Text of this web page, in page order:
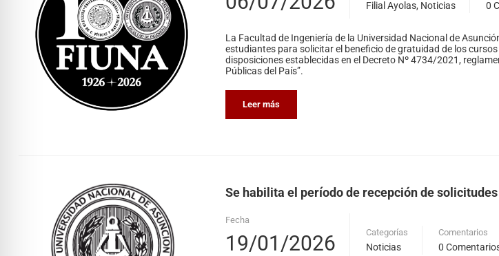
Filial Ayolas, Noticias 0
La Facultad de Ingeniería de la Universidad Nacional de
estudiantes para solicitar el beneficio de gratuidad de los
disposiciones establecidas en el Decreto Nº 4734/2021,
Públicas del País”.
Leer más
Se habilita el período de recepción de
Fecha
19/01/2026 Categorías
Noticias
Comentarios
0